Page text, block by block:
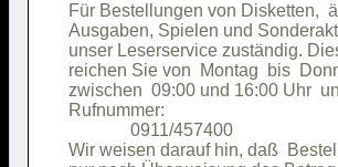
Für Bestellungen von Disketten,
Ausgaben, Spielen und
unser Leserservice zuständig.
reichen Sie von  Montag  bis
zwischen  09:00 und 16:00 Uhr
Rufnummer:
              0911/457400
Wir weisen darauf hin, daß